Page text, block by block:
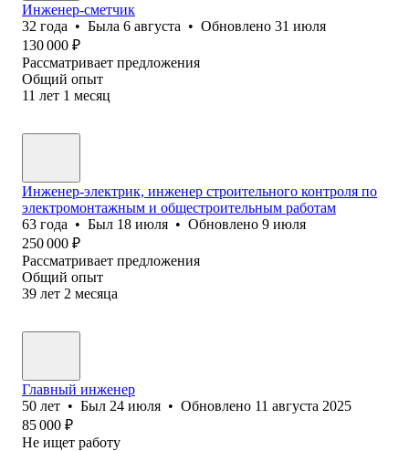
Инженер-сметчик
32 года • Была 6 августа • Обновлено 31 июля
130 000 ₽
Рассматривает предложения
Общий опыт
11 лет 1 месяц
Инженер-электрик, инженер строительного контроля по
электромонтажным и общестроительным работам
63 года • Был 18 июля • Обновлено 9 июля
250 000 ₽
Рассматривает предложения
Общий опыт
39 лет 2 месяца
Главный инженер
50 лет • Был 24 июля • Обновлено 11 августа 2025
85 000 ₽
Не ищет работу